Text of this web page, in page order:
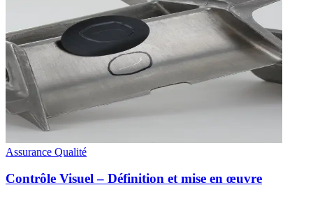
Assurance Qualité
Contrôle Visuel – Définition et mise en œuvre